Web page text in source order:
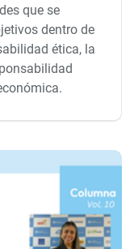
que se
dentro de
ética, la